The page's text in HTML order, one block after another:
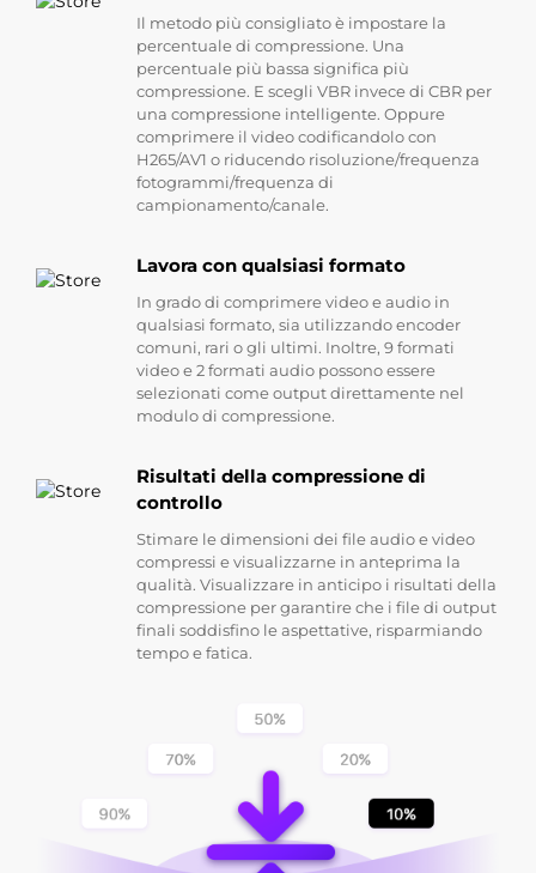
Il metodo più consigliato è impostare la
percentuale di compressione. Una
percentuale più bassa significa più
compressione. E scegli VBR invece di CBR per
una compressione intelligente. Oppure
comprimere il video codificandolo con
H265/AV1 o riducendo risoluzione/frequenza
fotogrammi/frequenza di
campionamento/canale.
Lavora con qualsiasi formato
In grado di comprimere video e audio in
qualsiasi formato, sia utilizzando encoder
comuni, rari o gli ultimi. Inoltre, 9 formati
video e 2 formati audio possono essere
selezionati come output direttamente nel
modulo di compressione.
Risultati della compressione di
controllo
Stimare le dimensioni dei file audio e video
compressi e visualizzarne in anteprima la
qualità. Visualizzare in anticipo i risultati della
compressione per garantire che i file di output
finali soddisfino le aspettative, risparmiando
tempo e fatica.